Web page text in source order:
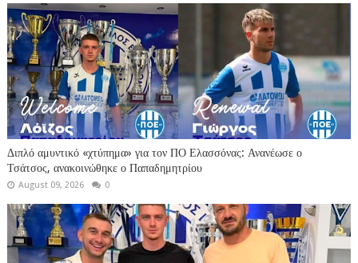
Διπλό αμυντικό «χτύπημα» για τον ΠΟ Ελασσόνας: Ανανέωσε ο
Τσάτσος, ανακοινώθηκε ο Παπαδημητρίου
August 09, 2026 0